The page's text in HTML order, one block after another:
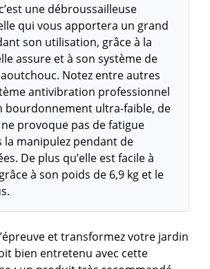
une débroussailleuse
qui vous apportera un grand
son utilisation, grâce à la
assure et à son système de
Notez entre autres
antivibration professionnel
bourdonnement ultra-faible, de
ne provoque pas de fatigue
la manipulez pendant de
De plus qu’elle est facile à
à son poids de 6,9 kg et le
et transformez votre jardin
bien entretenu avec cette